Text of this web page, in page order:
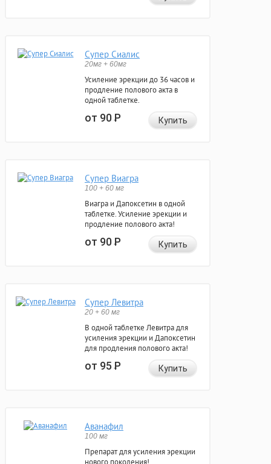
Супер Сиалис
20мг + 60мг
Усиление эрекции до 36 часов и
продление полового акта в
одной таблетке.
от 90Р Купить
Супер Виагра
100 + 60 мг
Виагра и Дапоксетин в одной
таблетке. Усиление эрекции и
продление полового акта!
от 90Р Купить
Супер Левитра
20 + 60 мг
В одной таблетке Левитра для
усиления эрекции и Дапоксетин
для продления полового акта!
от 95Р Купить
Аванафил
100 мг
Препарат для усиления эрекции